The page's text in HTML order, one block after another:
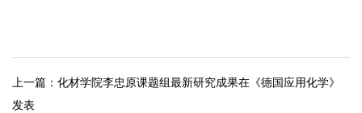
上一篇： 化材学院李忠原课题组最新研究成果在《德国应用化学》
发表